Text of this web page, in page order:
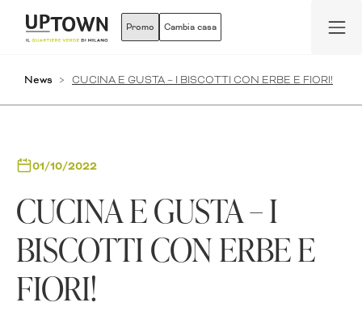
Promo Cambia casa
News CUCINA E GUSTA – I BISCOTTI CON ERBE E FIORI!
01/10/2022
CUCINA E GUSTA – I
BISCOTTI CON ERBE E
FIORI!